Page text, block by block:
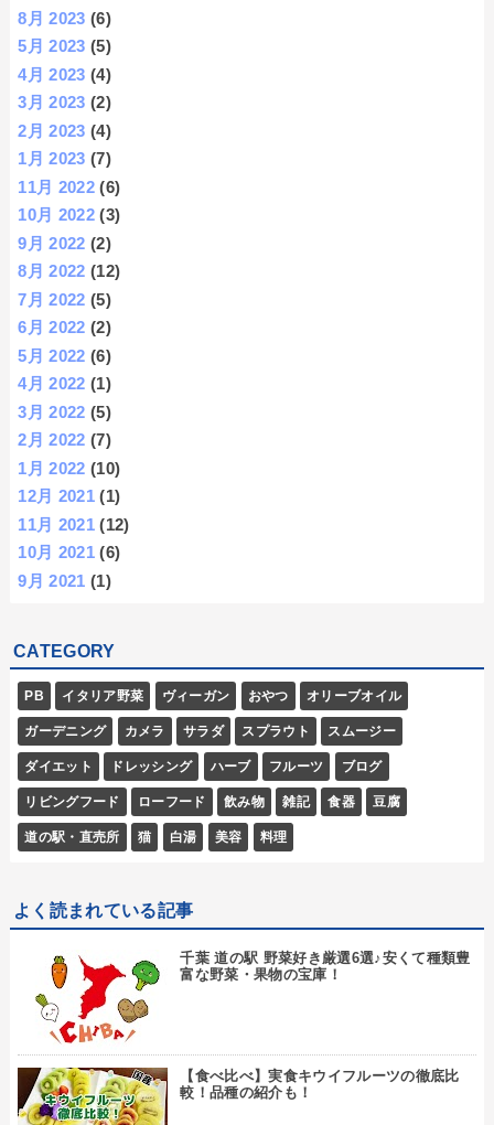
8月 2023 (6)
5月 2023 (5)
4月 2023 (4)
3月 2023 (2)
2月 2023 (4)
1月 2023 (7)
11月 2022 (6)
10月 2022 (3)
9月 2022 (2)
8月 2022 (12)
7月 2022 (5)
6月 2022 (2)
5月 2022 (6)
4月 2022 (1)
3月 2022 (5)
2月 2022 (7)
1月 2022 (10)
12月 2021 (1)
11月 2021 (12)
10月 2021 (6)
9月 2021 (1)
CATEGORY
PB イタリア野菜 ヴィーガン おやつ オリーブオイル
ガーデニング カメラ サラダ スプラウト スムージー
ダイエット ドレッシング ハーブ フルーツ ブログ
リビングフード ローフード 飲み物 雑記 食器 豆腐
道の駅・直売所 猫 白湯 美容 料理
よく読まれている記事
千葉 道の駅 野菜好き厳選6選♪安くて種類豊
富な野菜・果物の宝庫！
【食べ比べ】実食キウイフルーツの徹底比
較！品種の紹介も！